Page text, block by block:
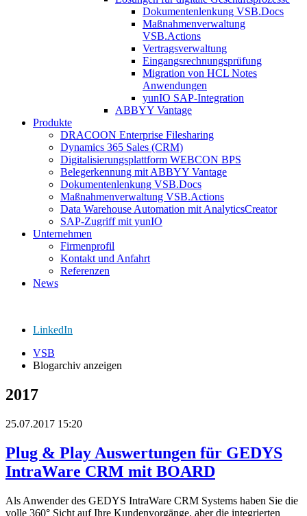
Dokumentenlenkung VSB.Docs
Maßnahmenverwaltung
VSB.Actions
Vertragsverwaltung
Eingangsrechnungs­prüfung
Migration von HCL Notes
Anwendungen
yunIO SAP-Integration
ABBYY Vantage
Produkte
DRACOON Enterprise Filesharing
Dynamics 365 Sales (CRM)
Digitalisierungsplattform WEBCON BPS
Belegerkennung mit ABBYY Vantage
Dokumentenlenkung VSB.Docs
Maßnahmenverwaltung VSB.Actions
Data Warehouse Automation mit AnalyticsCreator
SAP-Zugriff mit yunIO
Unternehmen
Firmenprofil
Kontakt und Anfahrt
Referenzen
News
LinkedIn
VSB
Blogarchiv anzeigen
2017
25.07.2017 15:20
Plug & Play Auswertungen für GEDYS
IntraWare CRM mit BOARD
Als Anwender des GEDYS IntraWare CRM Systems haben Sie die
volle 360° Sicht auf Ihre Kundenvorgänge, aber die integrierten